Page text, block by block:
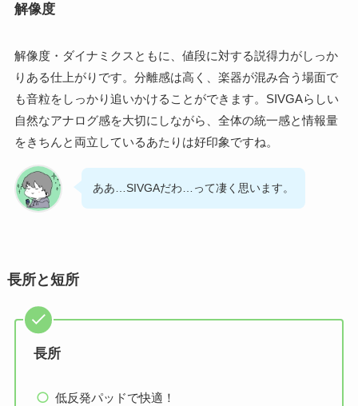
解像度
解像度・ダイナミクスともに、値段に対する説得力がしっか
りある仕上がりです。分離感は高く、楽器が混み合う場面で
も音粒をしっかり追いかけることができます。SIVGAらしい
自然なアナログ感を大切にしながら、全体の統一感と情報量
をきちんと両立しているあたりは好印象ですね。
ああ…SIVGAだわ…って凄く思います。
長所と短所
長所
低反発パッドで快適！